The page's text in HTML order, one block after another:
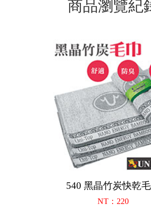
商品瀏覽紀
540 黑晶竹炭快乾
NT：220